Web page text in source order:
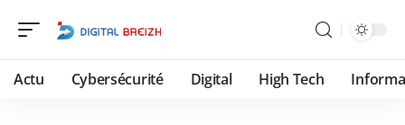
Actu Cybersécurité Digital High Tech